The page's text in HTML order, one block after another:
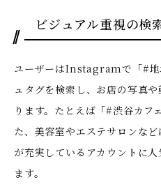
ビジュアル重視の検
ユーザーはInstagramで「#地
ュタグを検索し、お店の写真
ります。たとえば「#渋谷カフ
た、美容室やエステサロンな
が充実しているアカウントに
ます。